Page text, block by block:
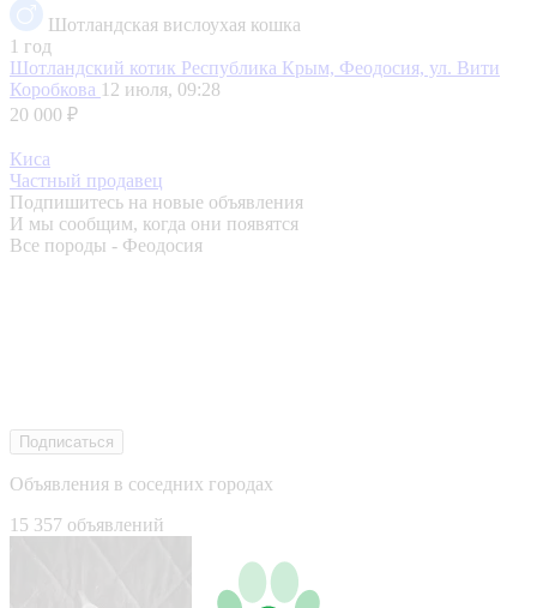
Шотландская вислоухая кошка
1 год
Шотландский котик Республика Крым, Феодосия, ул. Вити
Коробкова 12 июля, 09:28
20 000 ₽
Киса
Частный продавец
Подпишитесь на новые объявления
И мы сообщим, когда они появятся
Все породы - Феодосия
Подписаться
Объявления в соседних городах
15 357 объявлений